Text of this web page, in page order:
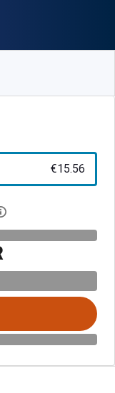
9781648480379"
€15.56
Digitalen